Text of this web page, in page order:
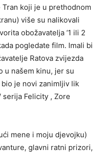
koji je u prethodnom
više su nalikovali
obožavatelja ‘1 ili 2
pogledate film. Imali bi
Ratova zvijezda
u našem kinu, jer su
je novi zanimljiv lik
serija Felicity , Zore
mene i moju djevojku)
glavni ratni prizori,